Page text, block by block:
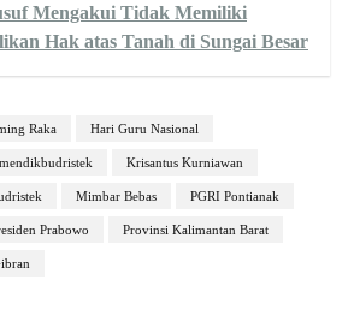
Mengakui Tidak Memiliki
Hak atas Tanah di Sungai Besar
Raka Hari Guru Nasional
Krisantus Kurniawan
Mimbar Bebas PGRI Pontianak
Prabowo Provinsi Kalimantan Barat